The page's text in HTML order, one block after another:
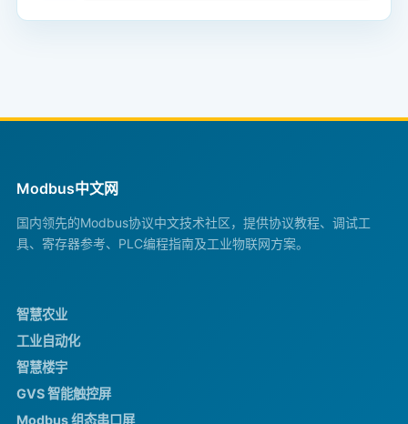
Modbus中文网
国内领先的Modbus协议中文技术社区，提供协议教程、调试工
具、寄存器参考、PLC编程指南及工业物联网方案。
智慧农业
工业自动化
智慧楼宇
GVS 智能触控屏
Modbus 组态串口屏